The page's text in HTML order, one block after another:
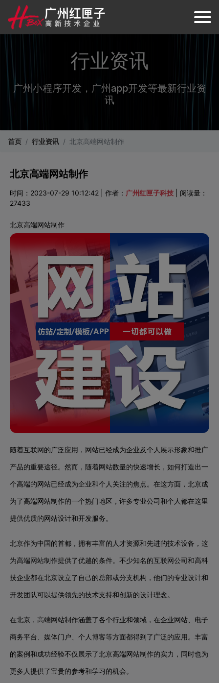
行业资讯
广州小程序开发，广州app开发等最新行业资
讯
首页 行业资讯 北京高端网站制作
北京高端网站制作
时间：2023-07-29 10:12:42 | 作者： 广州红匣子科技 | 阅读量：
27433
北京高端网站制作
随着互联网的广泛应用，网站已经成为企业及个人展示形象和推广
产品的重要途径。然而，随着网站数量的快速增长，如何打造出一
个高端的网站已经成为企业和个人关注的焦点。在这方面，北京成
为了高端网站制作的一个热门地区，许多专业公司和个人都在这里
提供优质的网站设计和开发服务。
北京作为中国的首都，拥有丰富的人才资源和先进的技术设备，这
为高端网站制作提供了优越的条件。不少知名的互联网公司和高科
技企业都在北京设立了自己的总部或分支机构，他们的专业设计和
开发团队可以提供领先的技术支持和创新的设计理念。
在北京，高端网站制作涵盖了各个行业和领域，在企业网站、电子
商务平台、媒体门户、个人博客等方面都得到了广泛的应用。丰富
的案例和成功经验不仅展示了北京高端网站制作的实力，同时也为
更多人提供了宝贵的参考和学习的机会。